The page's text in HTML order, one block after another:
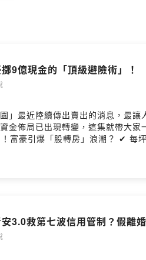
Hosting provided by
9億現金的「頂級避險術」
」最近陸續傳出賣出的消息，最
佈局已出現轉變，這集就帶大家一
富豪引爆「股轉房」浪潮？ ✔ 每
音版
3.0救第七波信用管制？假離